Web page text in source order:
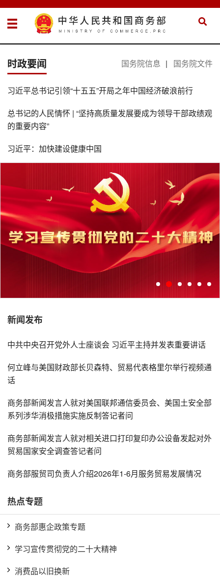
时政要闻 国务院信息 | 国务院文件
习近平总书记引领“十五五”开局之年中国经济破浪前行
总书记的人民情怀 | “坚持高质量发展要成为领导干部政绩观
的重要内容”
习近平：加快建设健康中国
学习宣传贯彻党的二十大精神
新闻发布
中共中央召开党外人士座谈会 习近平主持并发表重要讲话
何立峰与美国财政部长贝森特、贸易代表格里尔举行视频通
话
商务部新闻发言人就对美国联邦通信委员会、美国土安全部
系列涉华消极措施实施反制答记者问
商务部新闻发言人就对相关进口打印复印办公设备发起对外
贸易国家安全调查答记者问
商务部服贸司负责人介绍2026年1-6月服务贸易发展情况
热点专题
商务部惠企政策专题
学习宣传贯彻党的二十大精神
消费品以旧换新